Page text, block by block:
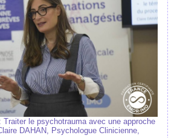
Traiter le psychotrauma avec une approche
DAHAN, Psychologue Clinicienne,